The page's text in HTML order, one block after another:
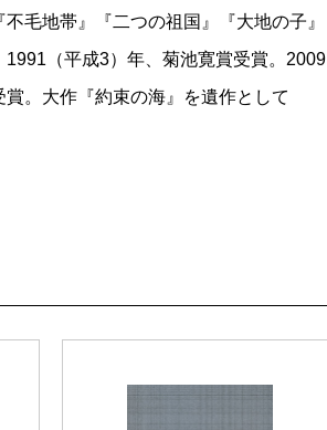
毛地帯』『二つの祖国』『大地の子』
1991（平成3）年、菊池寛賞受賞。2009
。大作『約束の海』を遺作として